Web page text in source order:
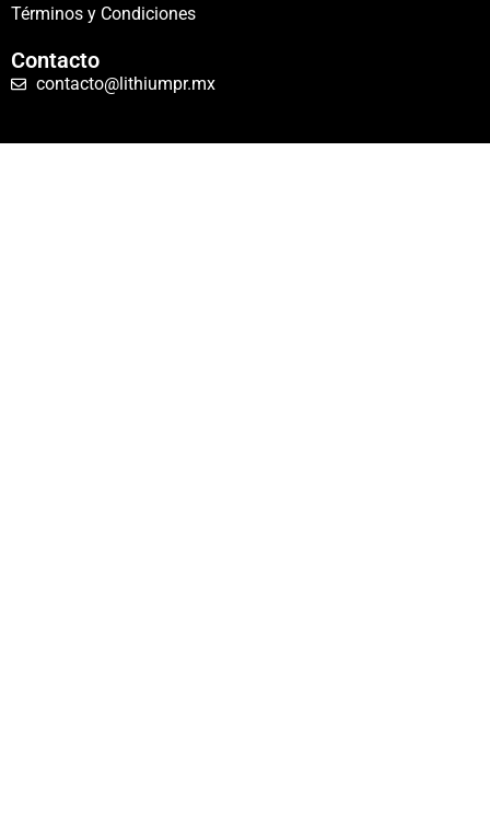
Términos y Condiciones
Contacto
contacto@lithiumpr.mx